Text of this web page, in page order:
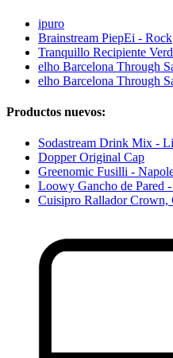
ipuro
Brainstream PiepEi - Rock
Tranquillo Recipiente
elho Barcelona Through
elho Barcelona Through
Productos nuevos:
Sodastream Drink Mix -
Dopper Original Cap
Greenomic Fusilli -
Loowy Gancho de Pared
Cuisipro Rallador Crown,